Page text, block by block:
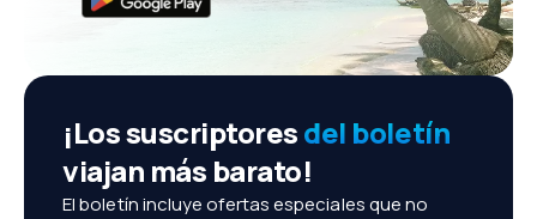
¡Los suscriptoresdel boletín
viajan más barato!
El boletín incluye ofertas especiales que no